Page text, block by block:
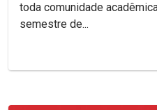
toda comunidade
semestre de...